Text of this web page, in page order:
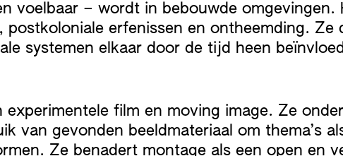
voelbaar – wordt in bebouwde
erfenissen en ontheemding.
systemen elkaar door de tijd heen
film en moving image. Ze
van gevonden beeldmateriaal om thema’s
Ze benadert montage als een open en